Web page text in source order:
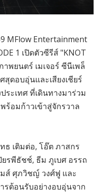
MFlow Entertainment
1 เปิดตัวซีรีส์ "KNOT
พยนตร์ เมเจอร์ ซีนีเพล็
ดอบอุ่นและเสียงเชียร์
ะเทศ ที่เดินทางมาร่วม
ร้อมก้าวเข้าสู่จักรวาล
ธ เติมต่อ, โอ๊ต ภาสกร
รพีธัชช์, ธีม ภูเบศ อรรถ
ส์ ศุภวิชญ์ วงศ์ฟู และ
รต้อนรับอย่างอบอุ่นจาก